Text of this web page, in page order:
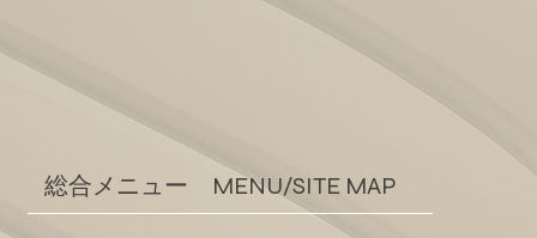
総合メニュー MENU/SITE MAP